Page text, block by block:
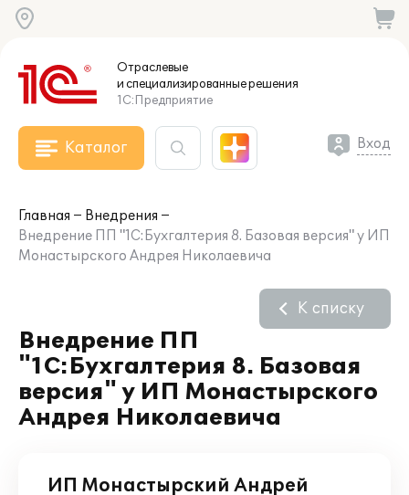
Отраслевые
и специализированныерешения
1С:Предприятие
Каталог Вход
Главная
Внедрения
Внедрение ПП "1С:Бухгалтерия 8. Базовая версия" у ИП
Монастырского Андрея Николаевича
Внедрение ПП
"1С:Бухгалтерия 8. Базовая
версия" у ИП Монастырского
Андрея Николаевича
К списку
ИП Монастырский Андрей